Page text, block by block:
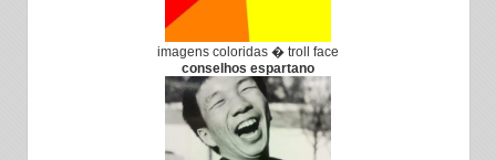
imagens coloridas � troll face
conselhos espartano